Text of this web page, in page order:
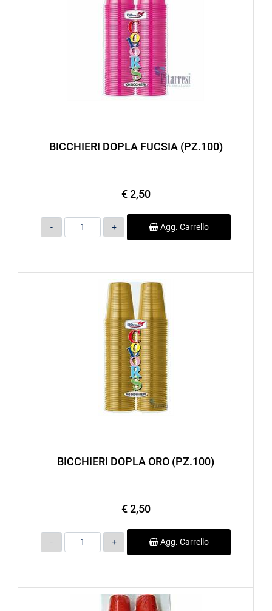
BICCHIERI DOPLA FUCSIA (PZ.100)
€ 2,50
Quantità
Agg. Carrello
BICCHIERI DOPLA ORO (PZ.100)
€ 2,50
Quantità
Agg. Carrello